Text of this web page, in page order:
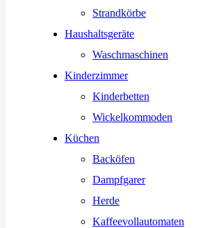
Strandkörbe
Haushaltsgeräte
Waschmaschinen
Kinderzimmer
Kinderbetten
Wickelkommoden
Küchen
Backöfen
Dampfgarer
Herde
Kaffeevollautomaten